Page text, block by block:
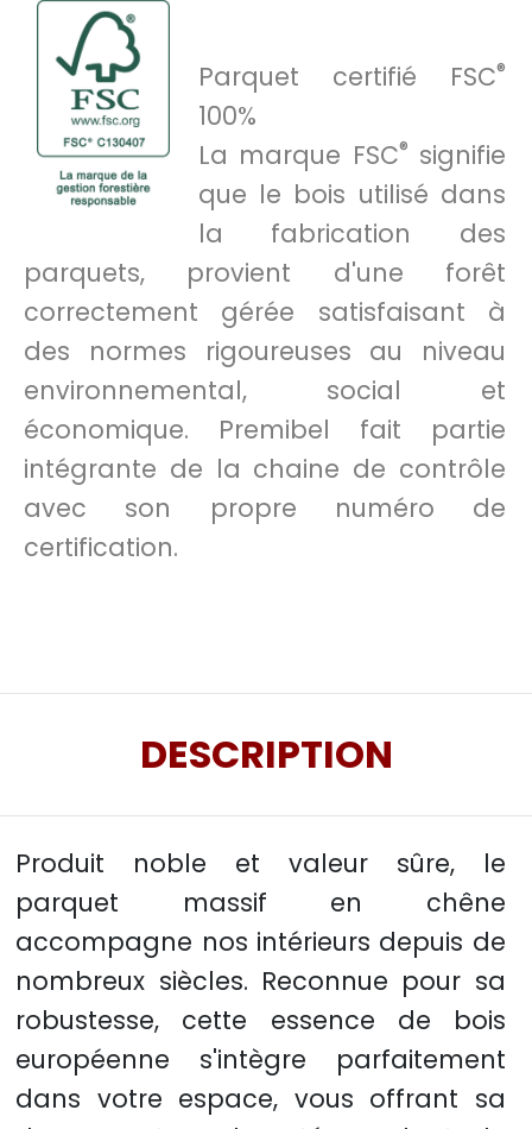
Parquet certifié FSC®
100%
La marque FSC® signifie
que le bois utilisé dans
la fabrication des
parquets, provient d'une forêt
correctement gérée satisfaisant à
des normes rigoureuses au niveau
environnemental, social et
économique. Premibel fait partie
intégrante de la chaine de contrôle
avec son propre numéro de
certification.
DESCRIPTION
Produit noble et valeur sûre, le
parquet massif en chêne
accompagne nos intérieurs depuis de
nombreux siècles. Reconnue pour sa
robustesse, cette essence de bois
européenne s'intègre parfaitement
dans votre espace, vous offrant sa